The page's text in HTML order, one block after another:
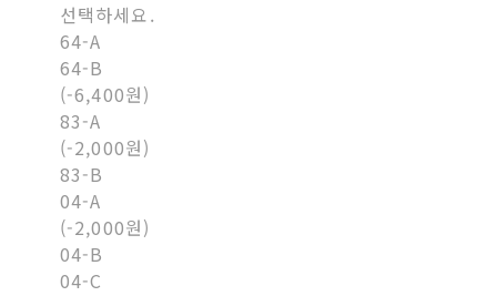
선택하세요.
64-A
64-B
(-6,400원)
83-A
(-2,000원)
83-B
04-A
(-2,000원)
04-B
04-C